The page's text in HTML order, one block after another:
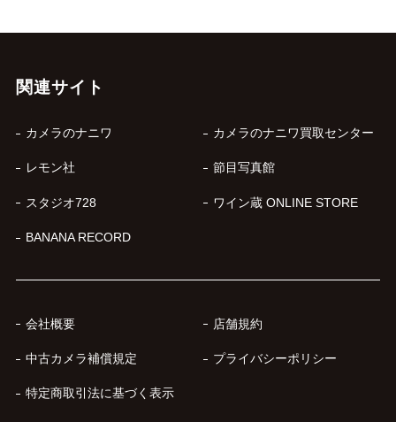
関連サイト
カメラのナニワ カメラのナニワ買取センター
レモン社 節目写真館
スタジオ728 ワイン蔵 ONLINE STORE
BANANA RECORD
会社概要 店舗規約
中古カメラ補償規定 プライバシーポリシー
特定商取引法に基づく表示